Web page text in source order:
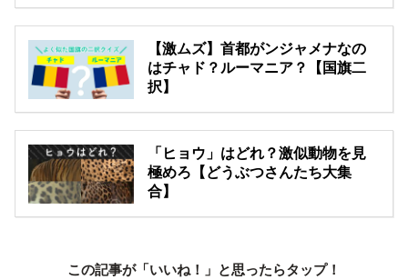
【激ムズ】首都がンジャメナなの
はチャド？ルーマニア？【国旗二
択】
「ヒョウ」はどれ？激似動物を見
極めろ【どうぶつさんたち大集
合】
この記事が「いいね！」と思ったらタップ！